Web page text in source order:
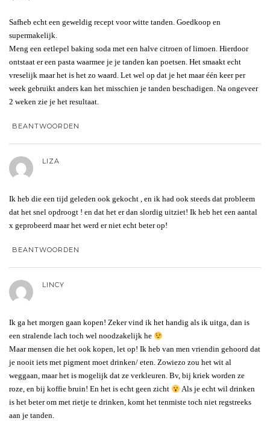
Safheb echt een geweldig recept voor witte tanden. Goedkoop en
supermakelijk.
Meng een eetlepel baking soda met een halve citroen of limoen. Hierdoor
ontstaat er een pasta waarmee je je tanden kan poetsen. Het smaakt echt
vreselijk maar het is het zo waard. Let wel op dat je het maar één keer per
week gebruikt anders kan het misschien je tanden beschadigen. Na ongeveer
2 weken zie je het resultaat.
BEANTWOORDEN
LIZA
Ik heb die een tijd geleden ook gekocht , en ik had ook steeds dat probleem
dat het snel opdroogt ! en dat het er dan slordig uitziet! Ik heb het een aantal
x geprobeerd maar het werd er niet echt beter op!
BEANTWOORDEN
LINCY
Ik ga het morgen gaan kopen! Zeker vind ik het handig als ik uitga, dan is
een stralende lach toch wel noodzakelijk he
Maar mensen die het ook kopen, let op! Ik heb van men vriendin gehoord dat
je nooit iets met pigment moet drinken/ eten. Zowiezo zou het wit al
weggaan, maar het is mogelijk dat ze verkleuren. Bv, bij kriek worden ze
roze, en bij koffie bruin! En het is echt geen zicht
Als je echt wil drinken
is het beter om met rietje te drinken, komt het tenmiste toch niet regstreeks
aan je tanden.